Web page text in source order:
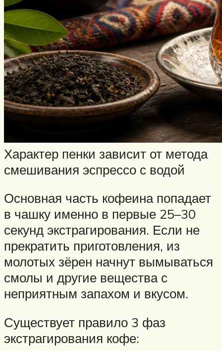
Характер пенки зависит от метода
смешивания эспрессо с водой
Основная часть кофеина попадает
в чашку именно в первые 25–30
секунд экстрагирования. Если не
прекратить приготовления, из
молотых зёрен начнут вымываться
смолы и другие вещества с
неприятным запахом и вкусом.
Существует правило 3 фаз
экстрагирования кофе: